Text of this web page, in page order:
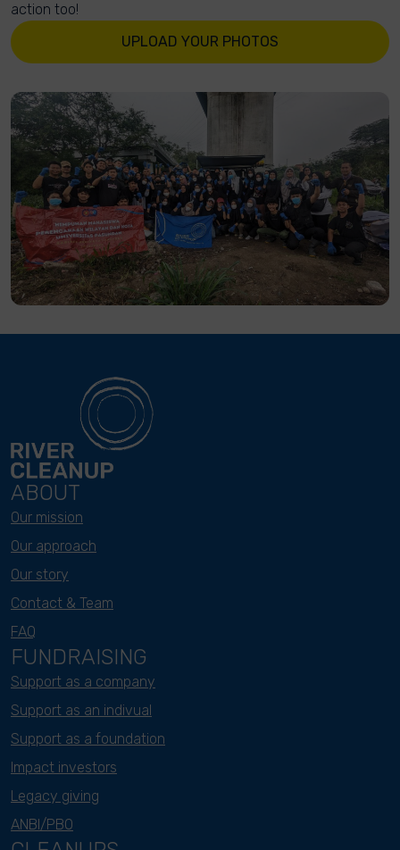
action too!
UPLOAD YOUR PHOTOS
ABOUT
Our mission
Our approach
Our story
Contact & Team
FAQ
FUNDRAISING
Support as a company
Support as an indivual
Support as a foundation
Impact investors
Legacy giving
ANBI/PBO